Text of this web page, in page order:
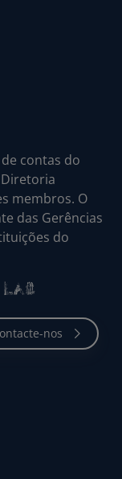
contas do
membros. O
das Gerências
do